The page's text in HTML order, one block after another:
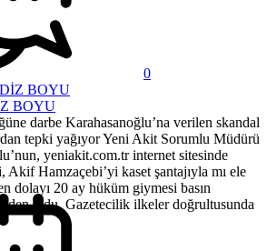
0
BOYU
darbe Karahasanoğlu’na verilen skandal
tepki yağıyor Yeni Akit Sorumlu Müdürü
yeniakit.com.tr internet sitesinde
Akif Hamzaçebi’yi kaset şantajıyla mı ele
dolayı 20 ay hüküm giymesi basın
oldu. Gazetecilik ilkeler doğrultusunda